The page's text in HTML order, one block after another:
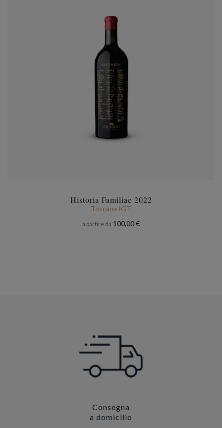
Historia Familiae 2022
Toscana IGT
a partire da 100,00 €
Consegna
a domicilio